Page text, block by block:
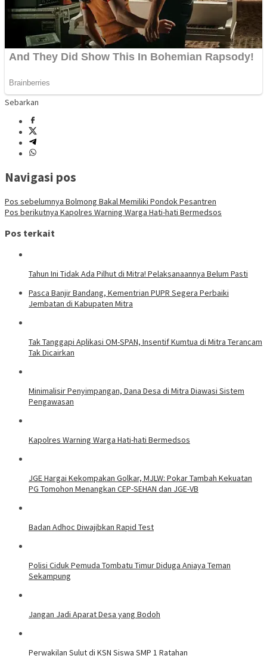
Sebarkan
Navigasi pos
Pos sebelumnya Bolmong Bakal Memiliki Pondok Pesantren
Pos berikutnya Kapolres Warning Warga Hati-hati Bermedsos
Pos terkait
Tahun Ini Tidak Ada Pilhut di Mitra! Pelaksanaannya Belum Pasti
Pasca Banjir Bandang, Kementrian PUPR Segera Perbaiki
Jembatan di Kabupaten Mitra
Tak Tanggapi Aplikasi OM-SPAN, Insentif Kumtua di Mitra Terancam
Tak Dicairkan
Minimalisir Penyimpangan, Dana Desa di Mitra Diawasi Sistem
Pengawasan
Kapolres Warning Warga Hati-hati Bermedsos
JGE Hargai Kekompakan Golkar, MJLW: Pokar Tambah Kekuatan
PG Tomohon Menangkan CEP-SEHAN dan JGE-VB
Badan Adhoc Diwajibkan Rapid Test
Polisi Ciduk Pemuda Tombatu Timur Diduga Aniaya Teman
Sekampung
Jangan Jadi Aparat Desa yang Bodoh
Perwakilan Sulut di KSN Siswa SMP 1 Ratahan